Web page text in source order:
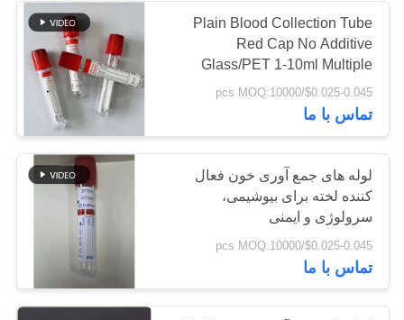
درخواست
نقل
قول
نقشه
سایت
PRIVACY
POLICY
Plain Blood Collection Tube
Red Cap No Additive
Glass/PET 1-10ml Multiple
Tube Sizes
$0.025-0.045/pcs MOQ:10000
تماس با ما
لوله های جمع آوری خون فعال
کننده لخته برای بیوشیمی،
سرولوژی و ایمنی
$0.025-0.045/pcs MOQ:10000
تماس با ما